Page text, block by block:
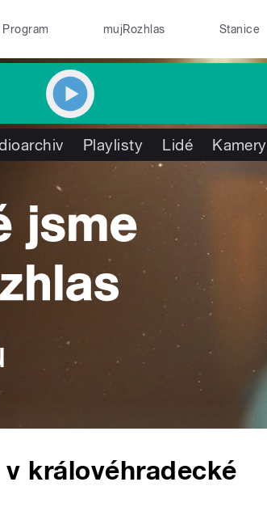
Program mujRozhlas Stanice
Playlisty Lidé Kamery
královéhradecké